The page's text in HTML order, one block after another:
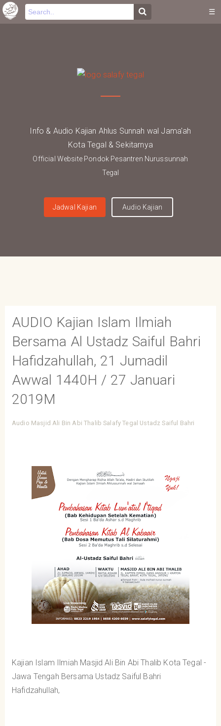
-->
☰
Info & Audio Kajian Ahlus Sunnah wal Jama'ah
Kota Tegal & Sekitarnya
Official Website Pondok Pesantren Nurussunnah
Tegal
Jadwal Kajian Audio Kajian
AUDIO Kajian Islam Ilmiah
Bersama Al Ustadz Saiful Bahri
Hafidzahullah, 21 Jumadil
Awwal 1440H / 27 Januari
2019M
Audio Masjid Ali Bin Abi Thalib Salafy Tegal Ustadz Saiful Bahri
Kajian Islam Ilmiah Masjid Ali Bin Abi Thalib Kota Tegal -
Jawa Tengah Bersama Ustadz Saiful Bahri
Hafidzahullah,